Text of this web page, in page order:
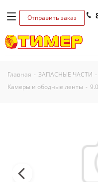
Отправить заказ
Главная - ЗАПАСНЫЕ ЧАСТИ -
Камеры и ободные ленты -